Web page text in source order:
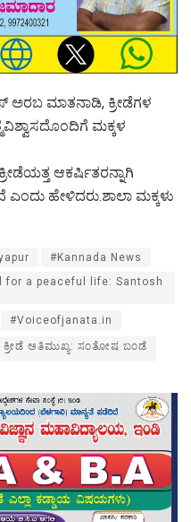
ಅರಬ ಮಾತನಾಡಿ, ಕ್ರೀಡೆಗಳ
ಮಕ್ಕಳ
ಆಕರ್ಷಿತರನ್ನಾಗಿ
ಹೇಳಿದರು.ಶಾಲಾ ಮಕ್ಕಳು
#Kannada News
for a peaceful life: Santosh
#Voiceofjanata.in
ಕ್ರೀಡೆ ಅತಿಮುಖ್ಯ: ಸಂತೋಷ ಬಂಡೆ